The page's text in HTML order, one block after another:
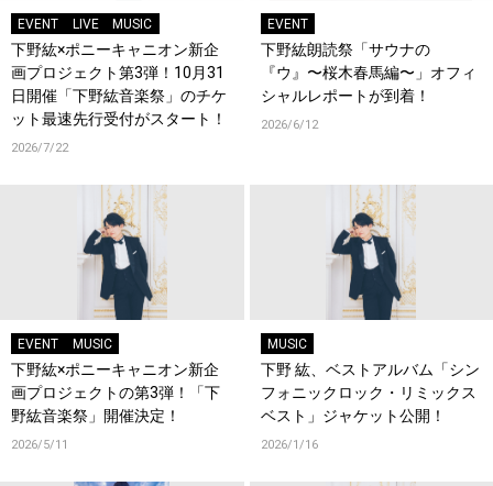
EVENT LIVE MUSIC
下野紘×ポニーキャニオン新企
画プロジェクト第3弾！10月31
日開催「下野紘音楽祭」のチケ
ット最速先行受付がスタート！
2026/7/22
EVENT
下野紘朗読祭「サウナの
『ウ』〜桜木春馬編〜」オフィ
シャルレポートが到着！
2026/6/12
EVENT MUSIC
下野紘×ポニーキャニオン新企
画プロジェクトの第3弾！「下
野紘音楽祭」開催決定！
2026/5/11
MUSIC
下野 紘、ベストアルバム「シン
フォニックロック・リミックス
ベスト」ジャケット公開！
2026/1/16